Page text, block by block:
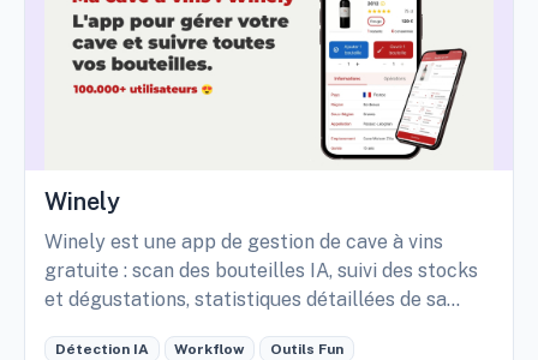
Winely
Winely est une app de gestion de cave à vins
gratuite : scan des bouteilles IA, suivi des stocks
et dégustations, statistiques détaillées de sa
Détection IA Workflow Outils Fun